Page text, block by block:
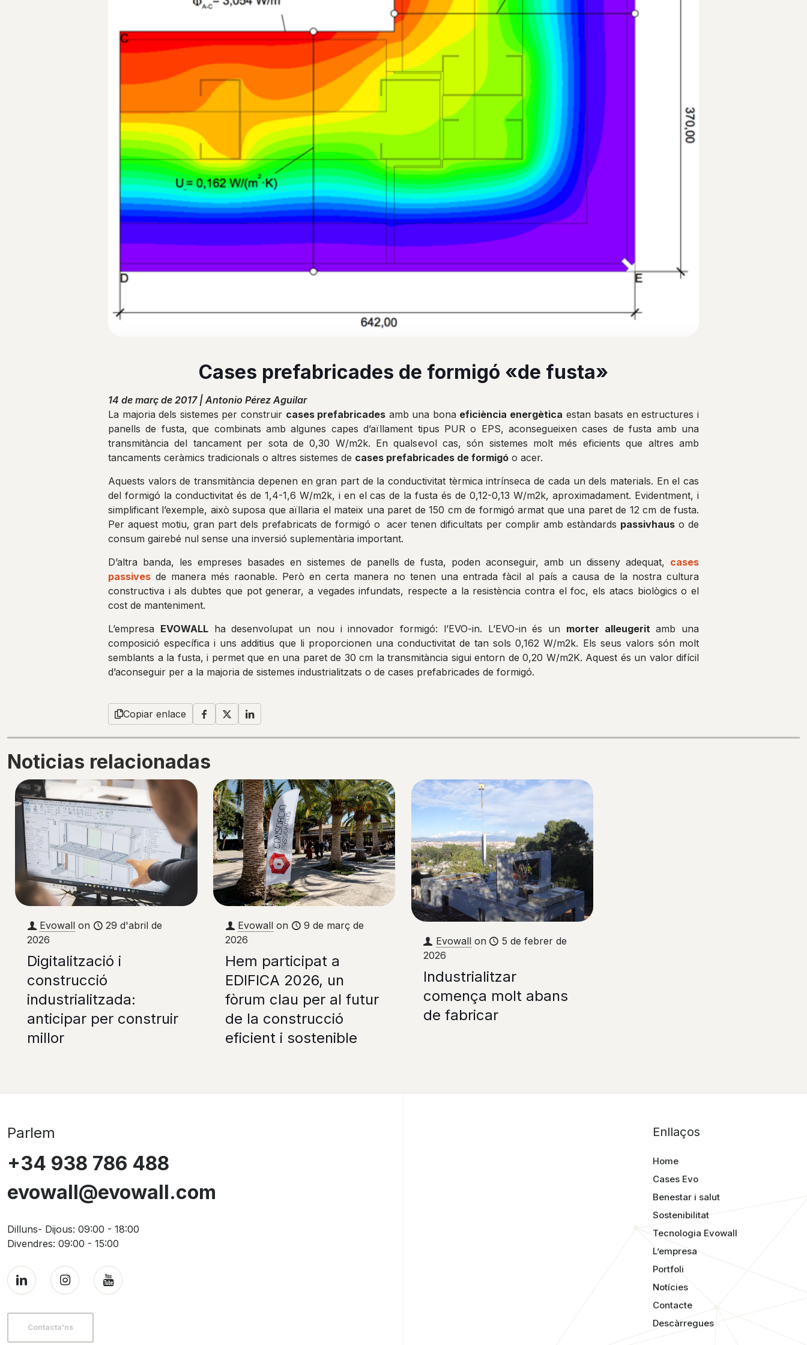
Cases prefabricades de formigó «de fusta»
14 de març de 2017 | Antonio Pérez Aguilar
La majoria dels sistemes per construir cases prefabricades amb una bona eficiència energètica estan basats en estructures i
panells de fusta, que combinats amb algunes capes d’aïllament tipus PUR o EPS, aconsegueixen cases de fusta amb una
transmitància del tancament per sota de 0,30 W/m2k. En qualsevol cas, són sistemes molt més eficients que altres amb
tancaments ceràmics tradicionals o altres sistemes de cases prefabricades de formigó o acer.
Aquests valors de transmitància depenen en gran part de la conductivitat tèrmica intrínseca de cada un dels materials. En el cas
del formigó la conductivitat és de 1,4-1,6 W/m2k, i en el cas de la fusta és de 0,12-0,13 W/m2k, aproximadament. Evidentment, i
simplificant l’exemple, això suposa que aïllaria el mateix una paret de 150 cm de formigó armat que una paret de 12 cm de fusta.
Per aquest motiu, gran part dels prefabricats de formigó o acer tenen dificultats per complir amb estàndards passivhaus o de
consum gairebé nul sense una inversió suplementària important.
D’altra banda, les empreses basades en sistemes de panells de fusta, poden aconseguir, amb un disseny adequat, cases
passives de manera més raonable. Però en certa manera no tenen una entrada fàcil al país a causa de la nostra cultura
constructiva i als dubtes que pot generar, a vegades infundats, respecte a la resistència contra el foc, els atacs biològics o el
cost de manteniment.
L’empresa EVOWALLha desenvolupat un nou i innovador formigó: l’EVO-in. L’EVO-in és un morter alleugerit amb una
composició específica i uns additius que li proporcionen una conductivitat de tan sols 0,162 W/m2k. Els seus valors són molt
semblants a la fusta, i permet que en una paret de 30 cm la transmitància sigui entorn de 0,20 W/m2K. Aquest és un valor difícil
d’aconseguir per a la majoria de sistemes industrialitzats o de cases prefabricades de formigó.
Copiar enlace
Noticias relacionadas
Evowall on
29 d'abril de
2026
Digitalització i
construcció
industrialitzada:
anticipar per construir
millor
Evowall on
9 de març de
2026
Hem participat a
EDIFICA 2026, un
fòrum clau per al futur
de la construcció
eficient i sostenible
Evowall on
5 de febrer de
2026
Industrialitzar
comença molt abans
de fabricar
Parlem
+34 938 786 488
evowall@evowall.com
Dilluns- Dijous: 09:00 - 18:00
Divendres: 09:00 - 15:00
Contacta'ns
Enllaços
Home
Cases Evo
Benestar i salut
Sostenibilitat
Tecnologia Evowall
L’empresa
Portfoli
Notícies
Contacte
Descàrregues